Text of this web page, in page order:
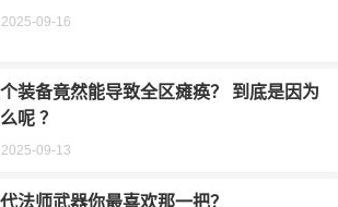
2025-09-16
装备竟然能导致全区瘫痪？ 到底是因为
呢 ？
2025-09-13
法师武器你最喜欢那一把？